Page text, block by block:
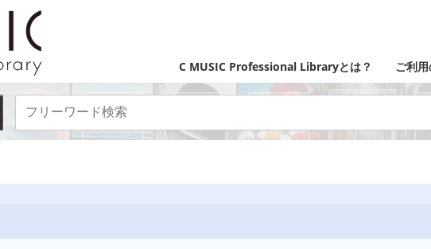
C MUSIC Professional Libraryとは？ ご利